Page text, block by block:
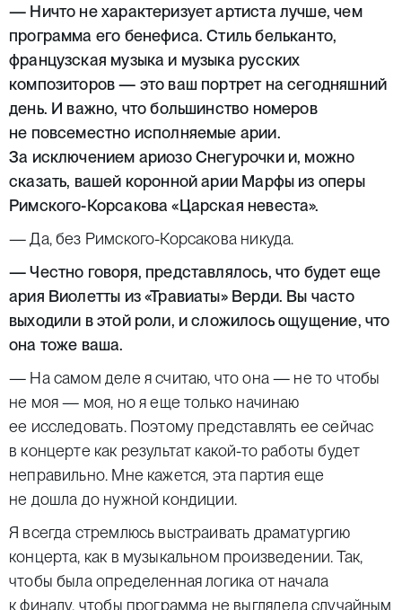
— Ничто не характеризует артиста лучше, чем
программа его бенефиса. Стиль бельканто,
французская музыка и музыка русских
композиторов — это ваш портрет на сегодняшний
день. И важно, что большинство номеров
не повсеместно исполняемые арии.
За исключением ариозо Снегурочки и, можно
сказать, вашей коронной арии Марфы из оперы
Римского-Корсакова «Царская невеста».
— Да, без Римского-Корсакова никуда.
— Честно говоря, представлялось, что будет еще
ария Виолетты из «Травиаты» Верди. Вы часто
выходили в этой роли, и сложилось ощущение, что
она тоже ваша.
— На самом деле я считаю, что она — не то чтобы
не моя — моя, но я еще только начинаю
ее исследовать. Поэтому представлять ее сейчас
в концерте как результат какой-то работы будет
неправильно. Мне кажется, эта партия еще
не дошла до нужной кондиции.
Я всегда стремлюсь выстраивать драматургию
концерта, как в музыкальном произведении. Так,
чтобы была определенная логика от начала
к финалу, чтобы программа не выглядела случайным